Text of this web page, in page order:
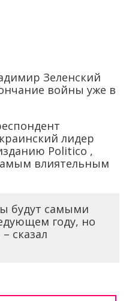
Зеленский
войны уже в
лидер
Politico ,
влиятельным
будут самыми
году, но
сказал